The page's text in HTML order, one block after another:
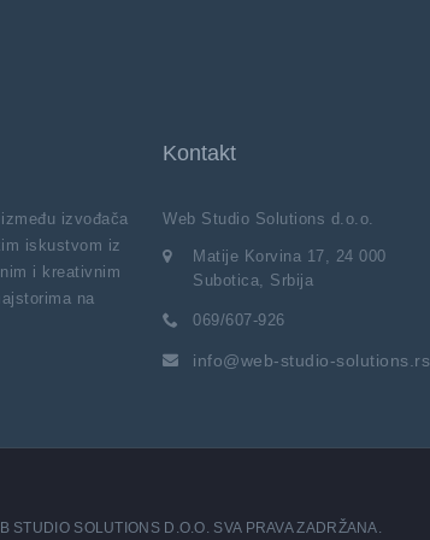
izvođača
iskustvom iz
i kreativnim
na
Kontakt
Web Studio Solutions d.o.o.
Matije Korvina 17, 24 000
Subotica, Srbija
069/607-926
info@web-studio-solutions.rs
STUDIO SOLUTIONS D.O.O. SVA PRAVA ZADRŽANA.